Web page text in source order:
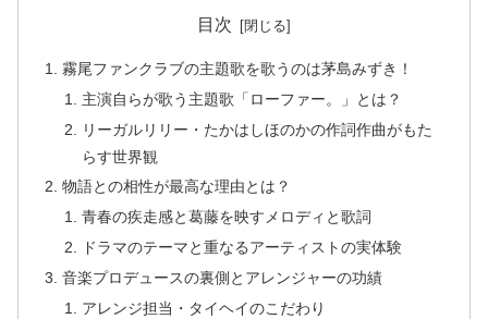
目次
霧尾ファンクラブの主題歌を歌うのは茅島みずき！
主演自らが歌う主題歌「ローファー。」とは？
リーガルリリー・たかはしほのかの作詞作曲がもた
らす世界観
物語との相性が最高な理由とは？
青春の疾走感と葛藤を映すメロディと歌詞
ドラマのテーマと重なるアーティストの実体験
音楽プロデュースの裏側とアレンジャーの功績
アレンジ担当・タイヘイのこだわり